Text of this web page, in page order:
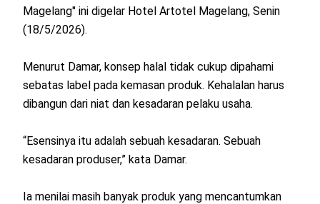
Magelang" ini digelar Hotel Artotel Magelang, Senin
(18/5/2026).
Menurut Damar, konsep halal tidak cukup dipahami
sebatas label pada kemasan produk. Kehalalan harus
dibangun dari niat dan kesadaran pelaku usaha.
“Esensinya itu adalah sebuah kesadaran. Sebuah
kesadaran produser,” kata Damar.
Ia menilai masih banyak produk yang mencantumkan